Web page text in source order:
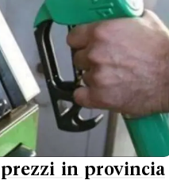
in provincia